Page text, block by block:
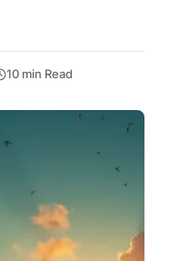
10 min Read